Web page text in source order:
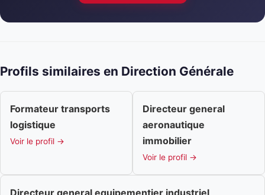
Profils similaires en Direction Générale
Formateur transports
logistique
Voir le profil →
Directeur general
aeronautique
immobilier
Voir le profil →
Directeur general equipementier industriel